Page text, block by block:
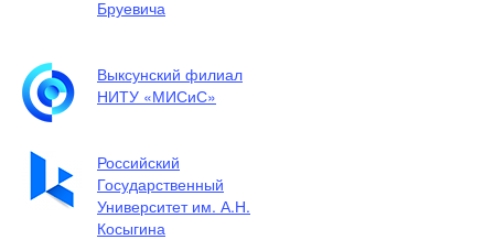
Бруевича
Выксунский филиал
НИТУ «МИСиС»
Российский
Государственный
Университет им. А.Н.
Косыгина